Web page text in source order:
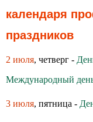
календаря
праздников
2 июля, четверг -
Международный
3 июля, пятница -